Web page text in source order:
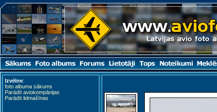
Izvēlne:
foto albuma sākums
Parādīt aviokompānijas
Parādīt lidmašīnas